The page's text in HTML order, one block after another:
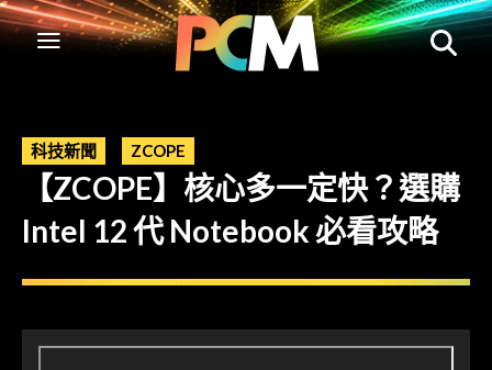
科技新聞 ZCOPE
【ZCOPE】核心多一定快？選購
Intel 12 代 Notebook 必看攻略